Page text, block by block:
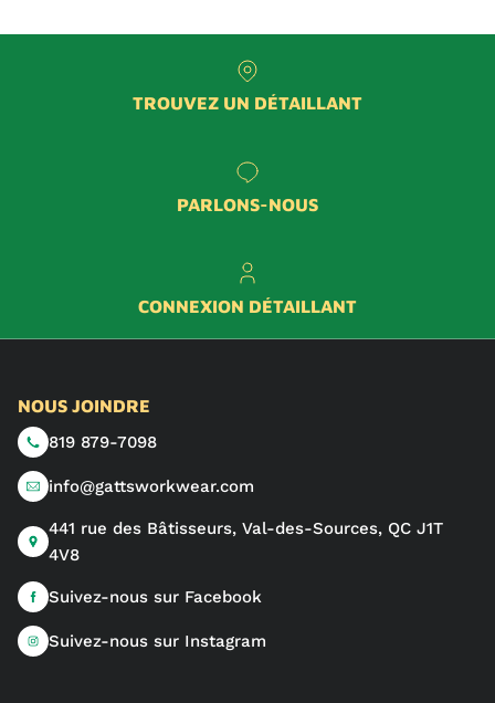
TROUVEZ UN DÉTAILLANT
PARLONS-NOUS
CONNEXION DÉTAILLANT
NOUS JOINDRE
819 879-7098
info@gattsworkwear.com
441 rue des Bâtisseurs, Val-des-Sources, QC J1T
4V8
Suivez-nous sur Facebook
Suivez-nous sur Instagram